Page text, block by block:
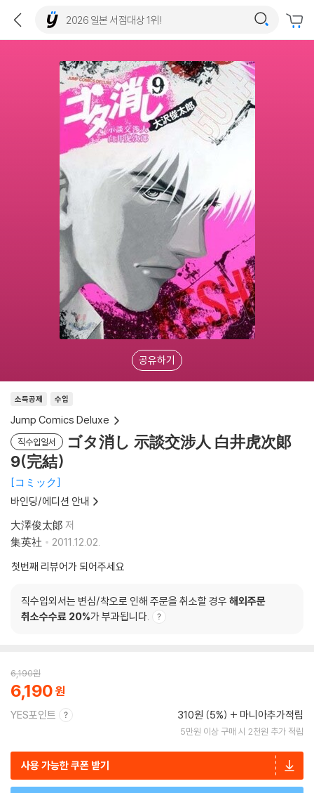
공유하기
소득공제 수입
Jump Comics Deluxe
직수입일서
ゴタ消し 示談交涉人 白井虎次郞
9(完結)
コミック
바인딩/에디션 안내
大澤俊太郞 저
集英社
2011.12.02.
첫번째 리뷰어가 되어주세요
직수입외서는 변심/착오로 인해 주문을 취소할 경우 해외주문
취소수수료 20%가 부과됩니다.
6,190원
6,190
YES포인트 310원 (5%) 마니아추가적립
5만원 이상 구매 시 2천원 추가 적립
사용 가능한 쿠폰 받기